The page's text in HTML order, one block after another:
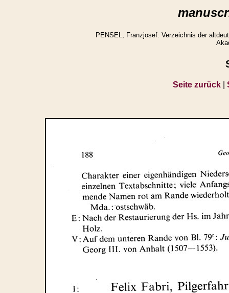
PENSEL, Franzjosef: Verzeichnis der
Seite zurück|